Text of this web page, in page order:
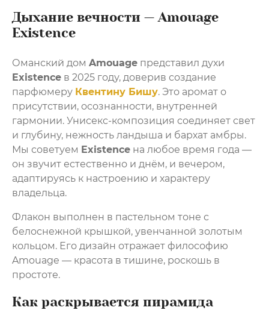
Дыхание вечности — Amouage
Existence
Оманский дом Amouage представил духи
Existence в 2025 году, доверив создание
парфюмеру Квентину Бишу. Это аромат о
присутствии, осознанности, внутренней
гармонии. Унисекс-композиция соединяет свет
и глубину, нежность ландыша и бархат амбры.
Мы советуем Existence на любое время года —
он звучит естественно и днём, и вечером,
адаптируясь к настроению и характеру
владельца.
Флакон выполнен в пастельном тоне с
белоснежной крышкой, увенчанной золотым
кольцом. Его дизайн отражает философию
Amouage — красота в тишине, роскошь в
простоте.
Как раскрывается пирамида